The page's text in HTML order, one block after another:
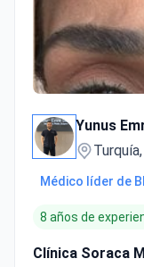
Yunus
Médico líder de
8 años de
Clínica Soraca